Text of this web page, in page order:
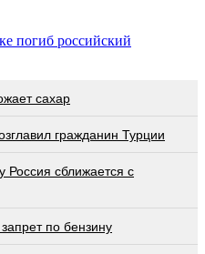
погиб российский
сахар
гражданин Турции
Россия сближается с
по бензину